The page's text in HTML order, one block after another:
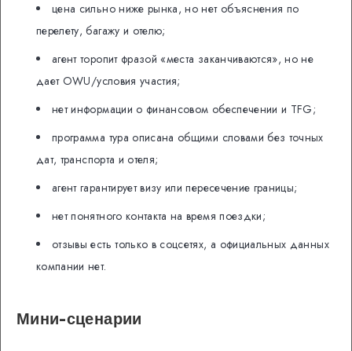
цена сильно ниже рынка, но нет объяснения по
перелету, багажу и отелю;
агент торопит фразой «места заканчиваются», но не
дает OWU/условия участия;
нет информации о финансовом обеспечении и TFG;
программа тура описана общими словами без точных
дат, транспорта и отеля;
агент гарантирует визу или пересечение границы;
нет понятного контакта на время поездки;
отзывы есть только в соцсетях, а официальных данных
компании нет.
Мини-сценарии